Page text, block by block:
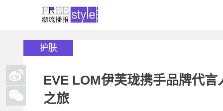
护肤
EVE LOM伊芙珑携手品牌代
之旅